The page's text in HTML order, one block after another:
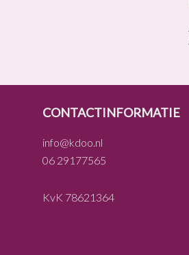
FOOTERCONTACTINFORMATIE
info@kdoo.nl
06 29177565
KvK 78621364